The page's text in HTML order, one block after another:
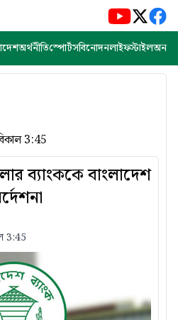
অর্থনীতিস্পোর্টসবিনোদনলাইফস্টাইল
3:45
ব্যাংককে বাংলাদেশ
3:45